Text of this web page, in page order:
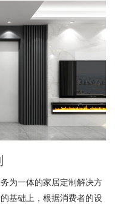
为一体的家居定制解决方
基础上，根据消费者的设